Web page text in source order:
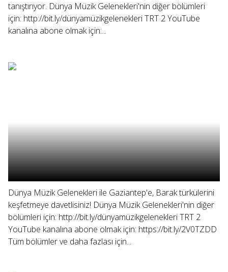
tanıştırıyor. Dünya Müzik Gelenekleri'nin diğer bölümleri
için: http://bit.ly/dünyamüzikgelenekleri TRT 2 YouTube
kanalına abone olmak için:...
Dünya Müzik Gelenekleri ile Gaziantep'e, Barak türkülerini
keşfetmeye davetlisiniz! Dünya Müzik Gelenekleri'nin diğer
bölümleri için: http://bit.ly/dünyamüzikgelenekleri TRT 2
YouTube kanalına abone olmak için: https://bit.ly/2V0TZDD
Tüm bölümler ve daha fazlası için...